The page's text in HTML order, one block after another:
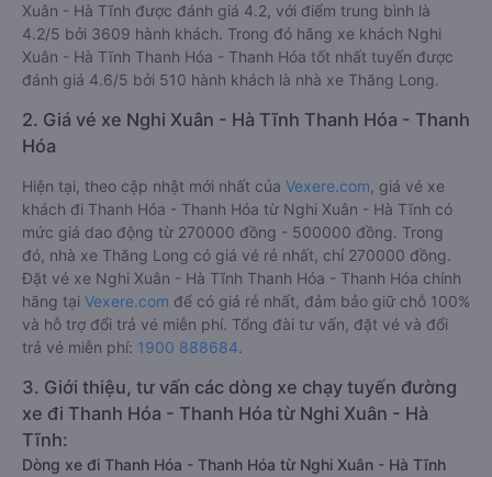
Xuân - Hà Tĩnh được đánh giá 4.2, với điểm trung bình là
4.2/5 bởi 3609 hành khách. Trong đó hãng xe khách Nghi
Xuân - Hà Tĩnh Thanh Hóa - Thanh Hóa tốt nhất tuyến được
đánh giá 4.6/5 bởi 510 hành khách là nhà xe Thăng Long.
2. Giá vé xe Nghi Xuân - Hà Tĩnh Thanh Hóa - Thanh
Hóa
Hiện tại, theo cập nhật mới nhất của Vexere.com , giá vé xe
khách đi Thanh Hóa - Thanh Hóa từ Nghi Xuân - Hà Tĩnh có
mức giá dao động từ 270000 đồng - 500000 đồng. Trong
đó, nhà xe Thăng Long có giá vé rẻ nhất, chỉ 270000 đồng.
Đặt vé xe Nghi Xuân - Hà Tĩnh Thanh Hóa - Thanh Hóa chính
hãng tại Vexere.com để có giá rẻ nhất, đảm bảo giữ chỗ 100%
và hỗ trợ đổi trả vé miễn phí. Tổng đài tư vấn, đặt vé và đổi
trả vé miễn phí: 1900 888684.
3. Giới thiệu, tư vấn các dòng xe chạy tuyến đường
xe đi Thanh Hóa - Thanh Hóa từ Nghi Xuân - Hà
Tĩnh:
Dòng xe đi Thanh Hóa - Thanh Hóa từ Nghi Xuân - Hà Tĩnh